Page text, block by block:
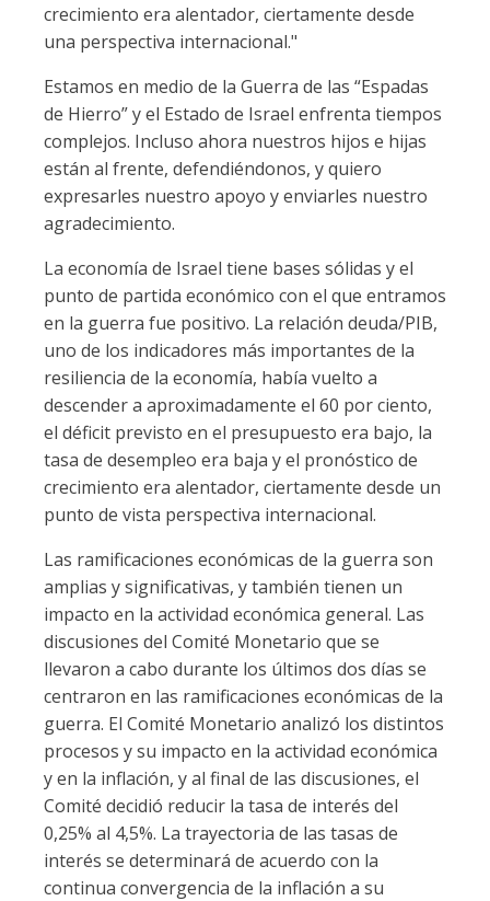
crecimiento era alentador, ciertamente desde
una perspectiva internacional."
Estamos en medio de la Guerra de las “Espadas
de Hierro” y el Estado de Israel enfrenta tiempos
complejos. Incluso ahora nuestros hijos e hijas
están al frente, defendiéndonos, y quiero
expresarles nuestro apoyo y enviarles nuestro
agradecimiento.
La economía de Israel tiene bases sólidas y el
punto de partida económico con el que entramos
en la guerra fue positivo. La relación deuda/PIB,
uno de los indicadores más importantes de la
resiliencia de la economía, había vuelto a
descender a aproximadamente el 60 por ciento,
el déficit previsto en el presupuesto era bajo, la
tasa de desempleo era baja y el pronóstico de
crecimiento era alentador, ciertamente desde un
punto de vista perspectiva internacional.
Las ramificaciones económicas de la guerra son
amplias y significativas, y también tienen un
impacto en la actividad económica general. Las
discusiones del Comité Monetario que se
llevaron a cabo durante los últimos dos días se
centraron en las ramificaciones económicas de la
guerra. El Comité Monetario analizó los distintos
procesos y su impacto en la actividad económica
y en la inflación, y al final de las discusiones, el
Comité decidió reducir la tasa de interés del
0,25% al 4,5%. La trayectoria de las tasas de
interés se determinará de acuerdo con la
continua convergencia de la inflación a su